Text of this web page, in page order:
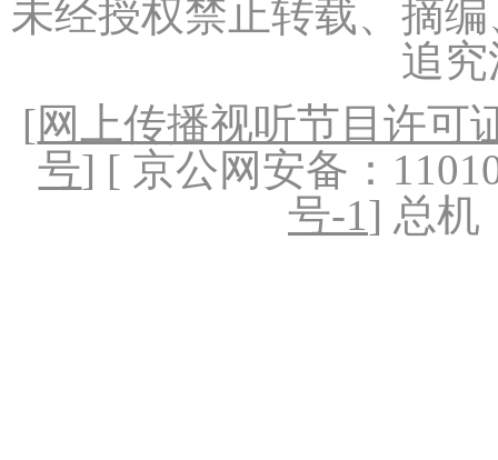
未经授权禁止转载、摘
追
[网上传播视听节目许可
号] [ 京公网安备：
号-1] 总机